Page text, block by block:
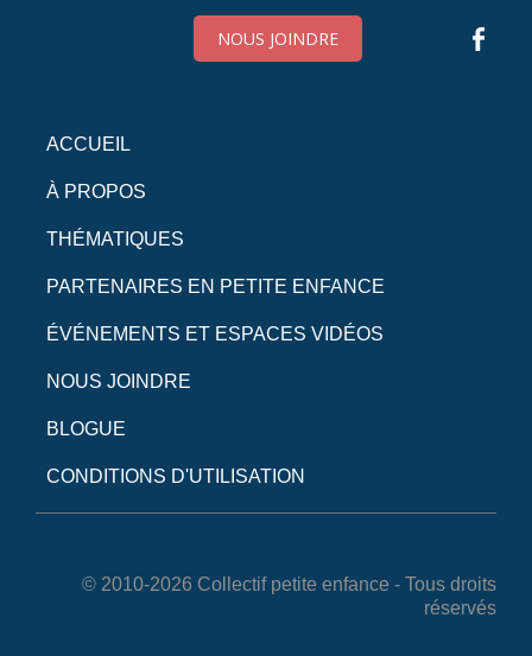
NOUS JOINDRE
ACCUEIL
À PROPOS
THÉMATIQUES
PARTENAIRES EN PETITE ENFANCE
ÉVÉNEMENTS ET ESPACES VIDÉOS
NOUS JOINDRE
BLOGUE
CONDITIONS D'UTILISATION
© 2010-2026 Collectif petite enfance - Tous droits
réservés